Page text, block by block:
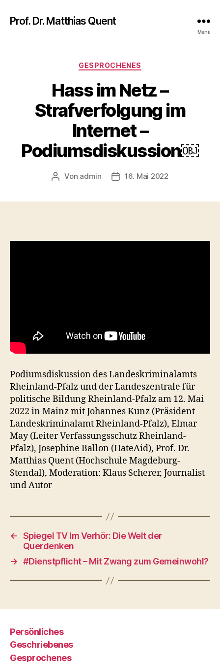
Prof. Dr. Matthias Quent
Menü
Kategorien
GESPROCHENES
Hass im Netz –
Strafverfolgung im
Internet –
Podiumsdiskussion￼
Beitragsautor
Von admin Veröffentlichungsdatum
16. Mai 2022
Podiumsdiskussion des Landeskriminalamts
Rheinland-Pfalz und der Landeszentrale für
politische Bildung Rheinland-Pfalz am 12. Mai
2022 in Mainz mit Johannes Kunz (Präsident
Landeskriminalamt Rheinland-Pfalz), Elmar
May (Leiter Verfassungsschutz Rheinland-
Pfalz), Josephine Ballon (HateAid), Prof. Dr.
Matthias Quent (Hochschule Magdeburg-
Stendal), Moderation: Klaus Scherer, Journalist
und Autor
← Spiegel TV Im Verhör: Die Welt der
Querdenken
→ #Dienstpflicht – Mit Zwang zum Gemeinwohl?
Persönliches
Geschriebenes
Gesprochenes